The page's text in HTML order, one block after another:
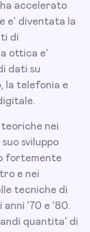
accelerato
e' diventata la
di
ottica e'
dati su
la telefonia e
nei
sviluppo
fortemente
e nei
tecniche di
anni '70 e '80.
quantita' di